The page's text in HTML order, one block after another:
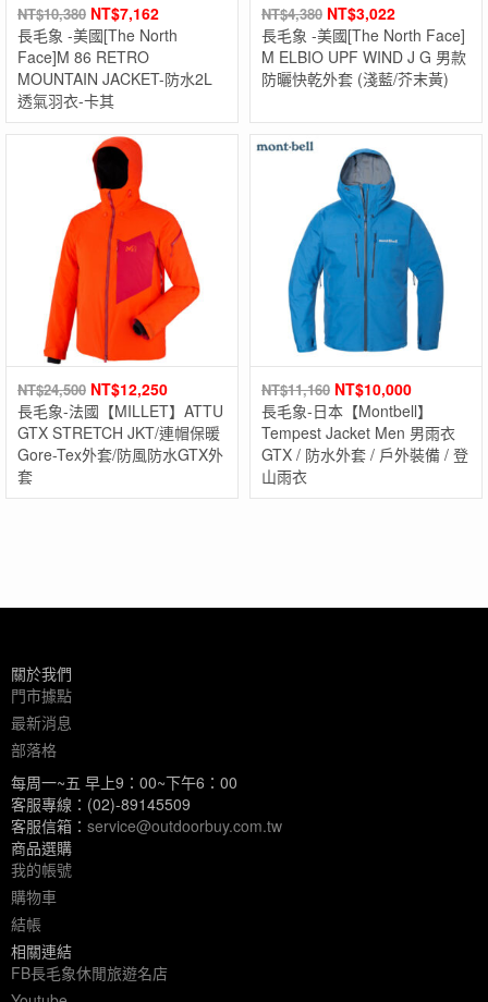
NT$10,380 NT$7,162
長毛象 -美國[The North
Face]M 86 RETRO
MOUNTAIN JACKET-防水2L
透氣羽衣-卡其
NT$4,380 NT$3,022
長毛象 -美國[The North Face]
M ELBIO UPF WIND J G 男款
防曬快乾外套 (淺藍/芥末黃)
NT$24,500 NT$12,250
長毛象-法國【MILLET】ATTU
GTX STRETCH JKT/連帽保暖
Gore-Tex外套/防風防水GTX外
套
NT$11,160 NT$10,000
長毛象-日本【Montbell】
Tempest Jacket Men 男雨衣
GTX / 防水外套 / 戶外裝備 / 登
山雨衣
關於我們
門市據點
最新消息
部落格
每周一~五 早上9：00~下午6：00
客服專線：(02)-89145509
客服信箱： service@outdoorbuy.com.tw
商品選購
我的帳號
購物車
結帳
相關連結
FB長毛象休閒旅遊名店